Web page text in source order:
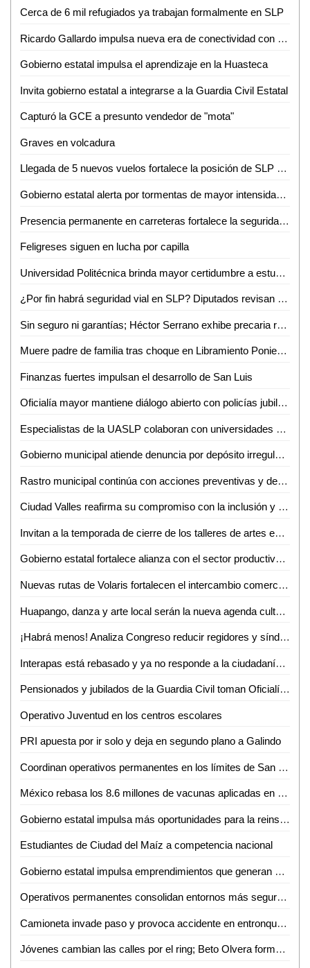
Cerca de 6 mil refugiados ya trabajan formalmente en SLP
Ricardo Gallardo impulsa nueva era de conectividad con ampliación de rutas de Volaris
Gobierno estatal impulsa el aprendizaje en la Huasteca
Invita gobierno estatal a integrarse a la Guardia Civil Estatal
Capturó la GCE a presunto vendedor de "mota"
Graves en volcadura
Llegada de 5 nuevos vuelos fortalece la posición de SLP como destino turístico y de negocios
Gobierno estatal alerta por tormentas de mayor intensidad durante la noche
Presencia permanente en carreteras fortalece la seguridad de las familias potosinas
Feligreses siguen en lucha por capilla
Universidad Politécnica brinda mayor certidumbre a estudiantes
¿Por fin habrá seguridad vial en SLP? Diputados revisan a marchas forzadas "Ley Santi"
Sin seguro ni garantías; Héctor Serrano exhibe precaria realidad de prensa potosina
Muere padre de familia tras choque en Libramiento Poniente; su hijo continúa grave
Finanzas fuertes impulsan el desarrollo de San Luis
Oficialía mayor mantiene diálogo abierto con policías jubilados y pensionados
Especialistas de la UASLP colaboran con universidades de Estados Unidos en investigación sobre chikungunya
Gobierno municipal atiende denuncia por depósito irregular de basura en Villas del Real de Santiago
Rastro municipal continúa con acciones preventivas y de concientización contra el gusano barrenador del ganado
Ciudad Valles reafirma su compromiso con la inclusión y el respeto a la diversidad
Invitan a la temporada de cierre de los talleres de artes escénicas, danza y teatro en el CeartSLP
Gobierno estatal fortalece alianza con el sector productivo para impulsar crecimiento económico
Nuevas rutas de Volaris fortalecen el intercambio comercial y turístico de San Luis Potosí
Huapango, danza y arte local serán la nueva agenda cultural en Ciudad Valles
¡Habrá menos! Analiza Congreso reducir regidores y síndicos; reforma entraría en vigor hasta 2030
Interapas está rebasado y ya no responde a la ciudadanía: Luis Fernando Gámez
Pensionados y jubilados de la Guardia Civil toman Oficialía Mayor por incumplimiento de aumento salarial
Operativo Juventud en los centros escolares
PRI apuesta por ir solo y deja en segundo plano a Galindo
Coordinan operativos permanentes en los límites de San Luis Potosí y Zacatecas
México rebasa los 8.6 millones de vacunas aplicadas en poco más de un mes
Gobierno estatal impulsa más oportunidades para la reinserción social de mujeres
Estudiantes de Ciudad del Maíz a competencia nacional
Gobierno estatal impulsa emprendimientos que generan más empleo
Operativos permanentes consolidan entornos más seguros en todo el estado
Camioneta invade paso y provoca accidente en entronque carretero
Jóvenes cambian las calles por el ring; Beto Olvera forma nueva generación de atletas en Valles